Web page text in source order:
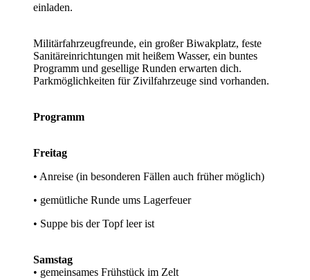
einladen.
Militärfahrzeugfreunde, ein großer Biwakplatz, feste
Sanitäreinrichtungen mit heißem Wasser, ein buntes
Programm und gesellige Runden erwarten dich.
Parkmöglichkeiten für Zivilfahrzeuge sind vorhanden.
Programm
Freitag
• Anreise (in besonderen Fällen auch früher möglich)
• gemütliche Runde ums Lagerfeuer
• Suppe bis der Topf leer ist
Samstag
• gemeinsames Frühstück im Zelt